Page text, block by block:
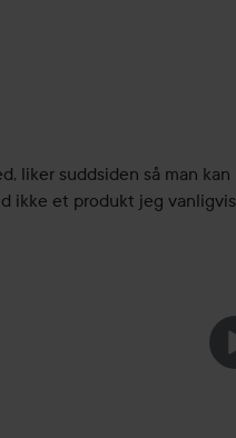
liker suddsiden så man kan
ikke et produkt jeg vanligvis